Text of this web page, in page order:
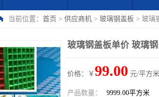
当前位置： 首页 > 供应商机 > 玻璃钢盖板 > 玻璃
玻璃钢盖板单价 玻璃
价格：￥ 99.00 元/平方
产品数量： 9999.00平方米